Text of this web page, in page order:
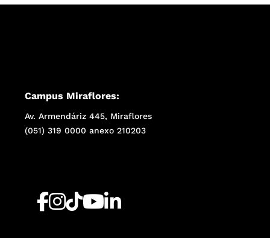
Campus Miraflores:
Av. Armendáriz 445, Miraflores
(051) 319 0000 anexo 210203